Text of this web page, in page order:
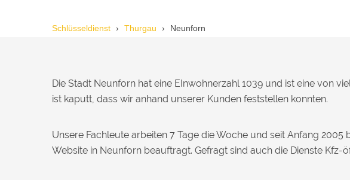
Notöffnung bei meiner alten Balkontür
offen. Sehr beeindruckt!
M
Schlüsseldienst Thurgau Neunforn
Die Stadt Neunforn hat eine EInwohnerzahl 1039 und ist eine von
ist kaputt, dass wir anhand unserer Kunden feststellen konnten.
Unsere Fachleute arbeiten 7 Tage die Woche und seit Anfang
Website in Neunforn beauftragt. Gefragt sind auch die Dienste